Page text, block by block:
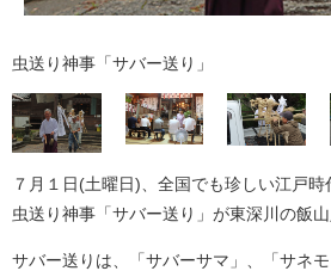
虫送り神事「サバー送り」
７月１日(土曜日)、全国でも珍しい江戸
虫送り神事「サバー送り」が東深川の飯
サバー送りは、「サバーサマ」、「サネ